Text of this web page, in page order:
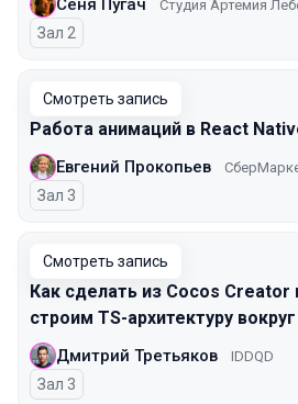
Студия Артемия
Зал 2
Смотреть запись
Работа анимаций в React
Евгений Прокопьев
Зал 3
Смотреть запись
Как сделать из Cocos
строим TS-архитектуру
Дмитрий Третьяков IDDQD
Зал 3